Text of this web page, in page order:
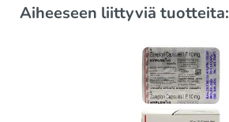
Aiheeseen liittyviä tuotteita: